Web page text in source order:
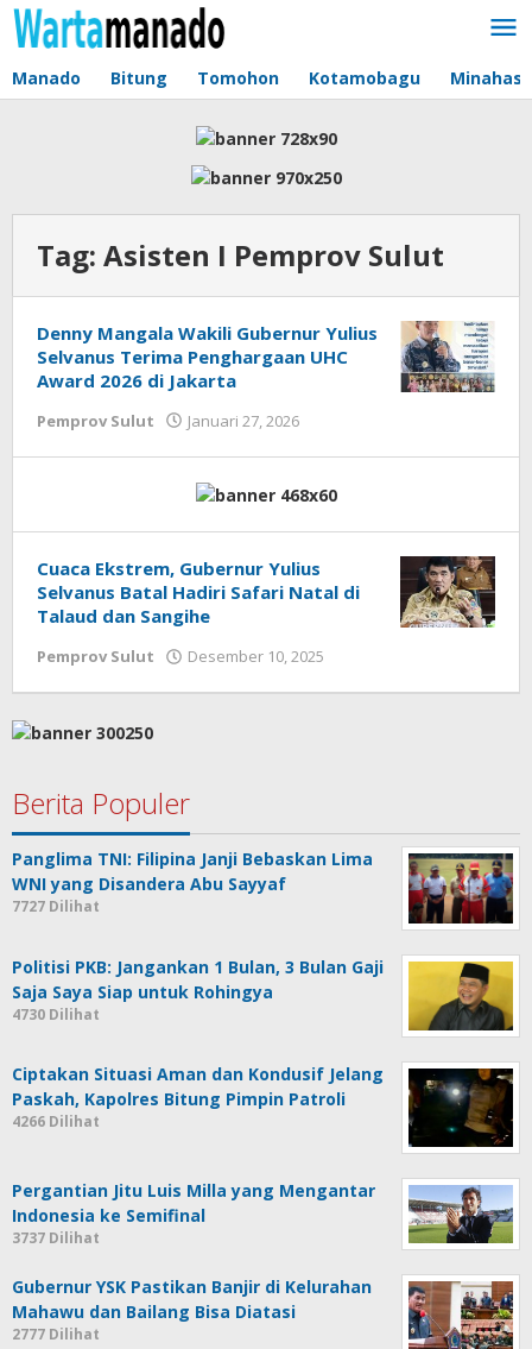
Lewati
ke
Manado Bitung Tomohon Kotamobagu Minahasa
Tag: Asisten I Pemprov Sulut
Denny Mangala Wakili Gubernur Yulius
Selvanus Terima Penghargaan UHC
Award 2026 di Jakarta
Pemprov Sulut Januari 27, 2026
Cuaca Ekstrem, Gubernur Yulius
Selvanus Batal Hadiri Safari Natal di
Talaud dan Sangihe
Pemprov Sulut Desember 10, 2025
Berita Populer
Panglima TNI: Filipina Janji Bebaskan Lima
WNI yang Disandera Abu Sayyaf
7727 Dilihat
Politisi PKB: Jangankan 1 Bulan, 3 Bulan Gaji
Saja Saya Siap untuk Rohingya
4730 Dilihat
Ciptakan Situasi Aman dan Kondusif Jelang
Paskah, Kapolres Bitung Pimpin Patroli
4266 Dilihat
Pergantian Jitu Luis Milla yang Mengantar
Indonesia ke Semifinal
3737 Dilihat
Gubernur YSK Pastikan Banjir di Kelurahan
Mahawu dan Bailang Bisa Diatasi
2777 Dilihat